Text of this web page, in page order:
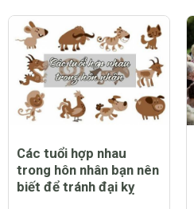
Các tuổi hợp nhau
trong hôn nhân bạn nên
biết để tránh đại kỵ